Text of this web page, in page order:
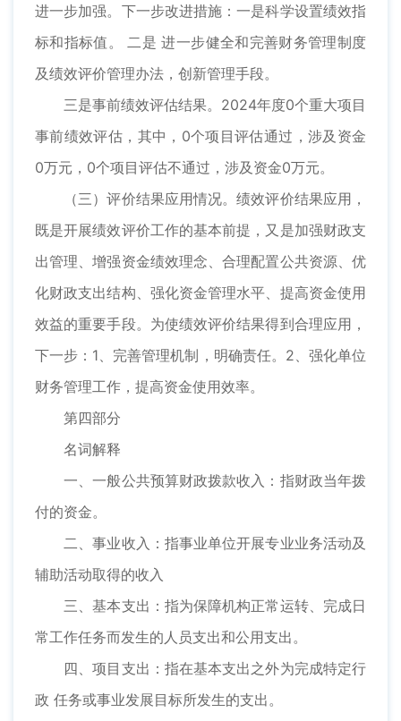
进一步加强。下一步改进措施：一是科学设置绩效指
标和指标值。 二是 进一步健全和完善财务管理制度
及绩效评价管理办法，创新管理手段。
三是事前绩效评估结果。2024年度0个重大项目
事前绩效评估，其中，0个项目评估通过，涉及资金
0万元，0个项目评估不通过，涉及资金0万元。
（三）评价结果应用情况。绩效评价结果应用，
既是开展绩效评价工作的基本前提，又是加强财政支
出管理、增强资金绩效理念、合理配置公共资源、优
化财政支出结构、强化资金管理水平、提高资金使用
效益的重要手段。为使绩效评价结果得到合理应用，
下一步：1、完善管理机制，明确责任。2、强化单位
财务管理工作，提高资金使用效率。
第四部分
名词解释
一、一般公共预算财政拨款收入：指财政当年拨
付的资金。
二、事业收入：指事业单位开展专业业务活动及
辅助活动取得的收入
三、基本支出：指为保障机构正常运转、完成日
常工作任务而发生的人员支出和公用支出。
四、项目支出：指在基本支出之外为完成特定行
政 任务或事业发展目标所发生的支出。